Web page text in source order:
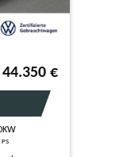
44.350 €